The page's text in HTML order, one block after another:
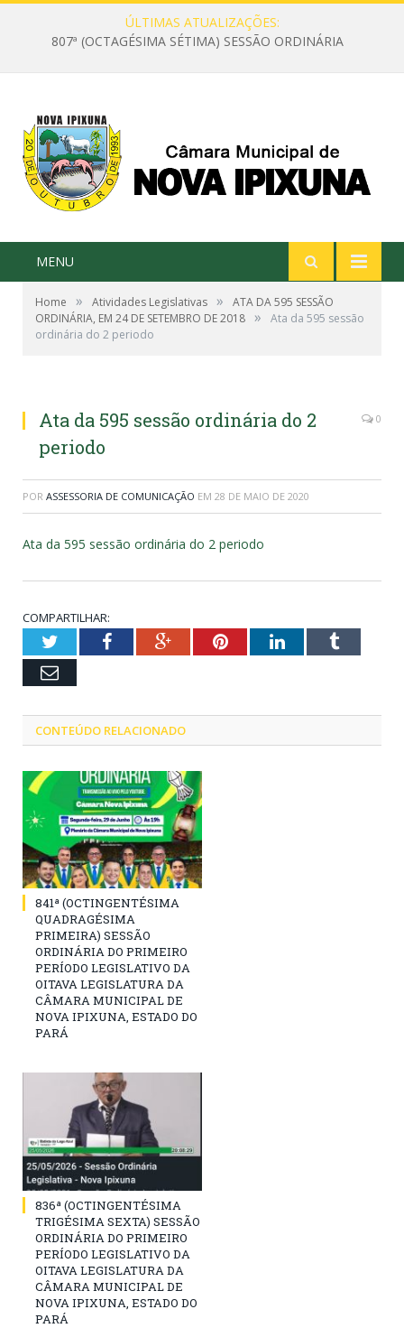
ÚLTIMAS ATUALIZAÇÕES:
807ª (OCTAGÉSIMA SÉTIMA) SESSÃO ORDINÁRIA
MENU
Home » Atividades Legislativas »
ATA DA 595 SESSÃO
ORDINÁRIA, EM 24 DE SETEMBRO DE 2018 »
Ata da 595 sessão
ordinária do 2 periodo
Ata da 595 sessão ordinária do 2
periodo
0
POR ASSESSORIA DE COMUNICAÇÃO EM 28 DE MAIO DE 2020
Ata da 595 sessão ordinária do 2 periodo
COMPARTILHAR:
TwitterFacebookGoogle+PinterestLinkedInTumblr
Email
CONTEÚDO RELACIONADO
841ª (OCTINGENTÉSIMA
QUADRAGÉSIMA
PRIMEIRA) SESSÃO
ORDINÁRIA DO PRIMEIRO
PERÍODO LEGISLATIVO DA
OITAVA LEGISLATURA DA
CÂMARA MUNICIPAL DE
NOVA IPIXUNA, ESTADO DO
PARÁ
836ª (OCTINGENTÉSIMA
TRIGÉSIMA SEXTA) SESSÃO
ORDINÁRIA DO PRIMEIRO
PERÍODO LEGISLATIVO DA
OITAVA LEGISLATURA DA
CÂMARA MUNICIPAL DE
NOVA IPIXUNA, ESTADO DO
PARÁ